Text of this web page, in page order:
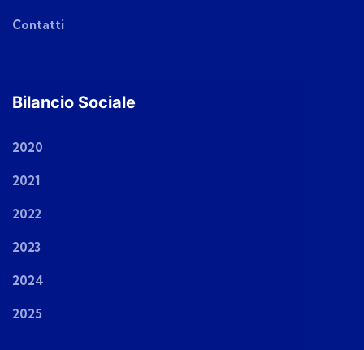
Contatti
Bilancio Sociale
2020
2021
2022
2023
2024
2025